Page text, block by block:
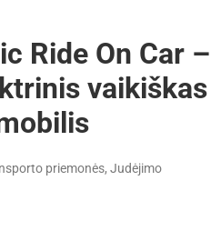
Ride On Car –
vaikiškas
priemonės, Judėjimo